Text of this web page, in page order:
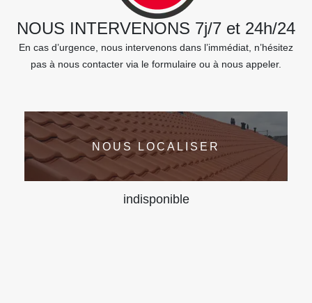
NOUS INTERVENONS 7j/7 et 24h/24
En cas d’urgence, nous intervenons dans l’immédiat, n’hésitez
pas à nous contacter via le formulaire ou à nous appeler.
NOUS LOCALISER
indisponible